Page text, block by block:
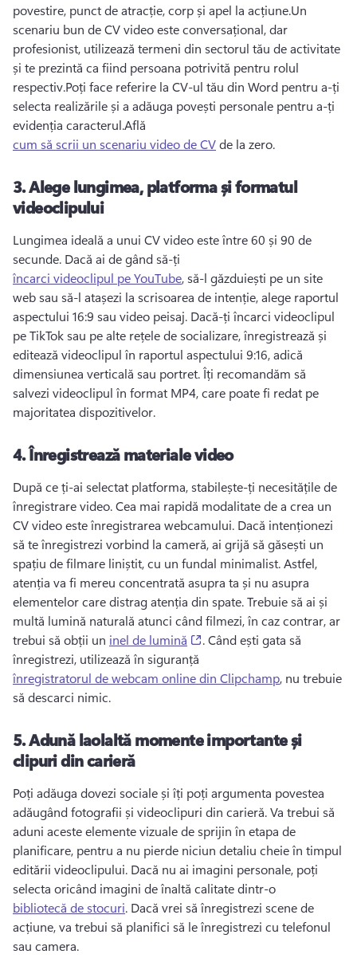
povestire, punct de atracție, corp și apel la acțiune.Un
scenariu bun de CV video este conversațional, dar
profesionist, utilizează termeni din sectorul tău de activitate
și te prezintă ca fiind persoana potrivită pentru rolul
respectiv.Poți face referire la CV-ul tău din Word pentru a-ți
selecta realizările și a adăuga povești personale pentru a-ți
evidenția caracterul.Află
cum să scrii un scenariu video de CV de la zero.
3. Alege lungimea, platforma și formatul
videoclipului
Lungimea ideală a unui CV video este între 60 și 90 de
secunde. Dacă ai de gând să-ți
încarci videoclipul pe YouTube, să-l găzduiești pe un site
web sau să-l atașezi la scrisoarea de intenție, alege raportul
aspectului 16:9 sau video peisaj. Dacă-ți încarci videoclipul
pe TikTok sau pe alte rețele de socializare, înregistrează și
editează videoclipul în raportul aspectului 9:16, adică
dimensiunea verticală sau portret. Îți recomandăm să
salvezi videoclipul în format MP4, care poate fi redat pe
majoritatea dispozitivelor.
4. Înregistrează materiale video
După ce ți-ai selectat platforma, stabilește-ți necesitățile de
înregistrare video. Cea mai rapidă modalitate de a crea un
CV video este înregistrarea webcamului. Dacă intenționezi
să te înregistrezi vorbind la cameră, ai grijă să găsești un
spațiu de filmare liniștit, cu un fundal minimalist. Astfel,
atenția va fi mereu concentrată asupra ta și nu asupra
elementelor care distrag atenția din spate. Trebuie să ai și
multă lumină naturală atunci când filmezi, în caz contrar, ar
trebui să obții un inel de lumină (opens in a new tab)
. Când ești gata să
înregistrezi, utilizează în siguranță
înregistratorul de webcam online din Clipchamp, nu trebuie
să descarci nimic.
5. Adună laolaltă momente importante și
clipuri din carieră
Poți adăuga dovezi sociale și îți poți argumenta povestea
adăugând fotografii și videoclipuri din carieră. Va trebui să
aduni aceste elemente vizuale de sprijin în etapa de
planificare, pentru a nu pierde niciun detaliu cheie în timpul
editării videoclipului. Dacă nu ai imagini personale, poți
selecta oricând imagini de înaltă calitate dintr-o
bibliotecă de stocuri. Dacă vrei să înregistrezi scene de
acțiune, va trebui să planifici să le înregistrezi cu telefonul
sau camera.